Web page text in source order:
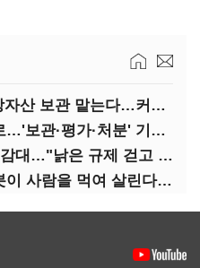
두나무, 경찰청 압수 가상자산 보관 맡는다…커스터디 사업 최종 낙찰
비트코인도 국가자산으로…'보관·평가·처분' 기준은 숙제
게임산업법 전면 손질 공감대…"낡은 규제 걷고 안전장치 촘촘히 해야"
(최홍규의 피지컬 AI)로봇이 사람을 먹여 살린다, 그런데 언제 먹여야 할지는 모른다